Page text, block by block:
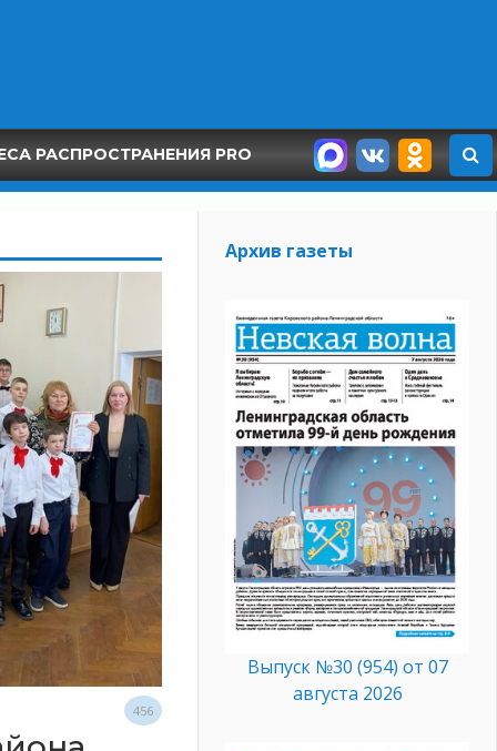
РАСПРОСТРАНЕНИЯ PRO
456
Архив газеты
Выпуск №30 (954) от 07
августа 2026